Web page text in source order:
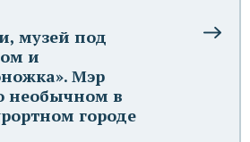
музей под
и
Мэр
необычном в
городе